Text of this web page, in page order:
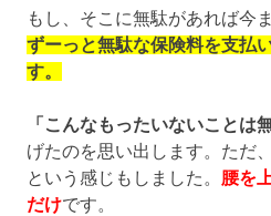
もし、そこに無駄があれば今
ずーっと無駄な保険料を支払
す。
「こんなもったいないことは無
げたのを思い出します。ただ
という感じもしました。 腰を
だけです。